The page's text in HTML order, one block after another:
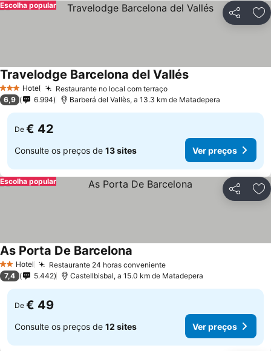
Partilhar
Escolha popular
3 EstrelasHotel Restaurante no local com terraço
Travelodge Barcelona del Vallés
6,9 6.994 Barberá del Vallès, a 13.3 km de Matadepera
De € 42
Consulte os preços de 13 sites Ver preços
Partilhar
Escolha popular
2 Estrelas
Hotel Restaurante 24 horas conveniente
As Porta De Barcelona
7,4 5.442 Castellbisbal, a 15.0 km de Matadepera
De € 49
Consulte os preços de 12 sites Ver preços